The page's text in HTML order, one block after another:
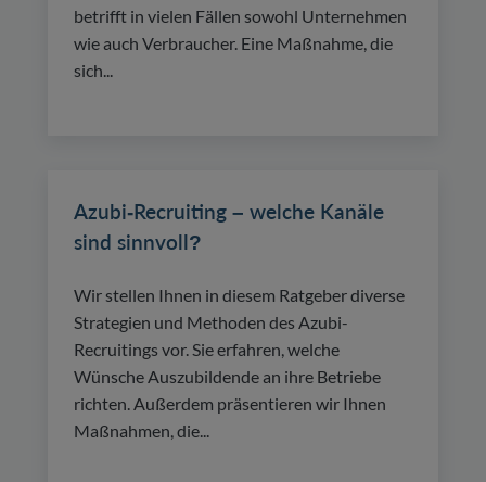
betrifft in vielen Fällen sowohl Unternehmen
wie auch Verbraucher. Eine Maßnahme, die
sich...
Azubi-Recruiting – welche Kanäle
sind sinnvoll?
Wir stellen Ihnen in diesem Ratgeber diverse
Strategien und Methoden des Azubi-
Recruitings vor. Sie erfahren, welche
Wünsche Auszubildende an ihre Betriebe
richten. Außerdem präsentieren wir Ihnen
Maßnahmen, die...